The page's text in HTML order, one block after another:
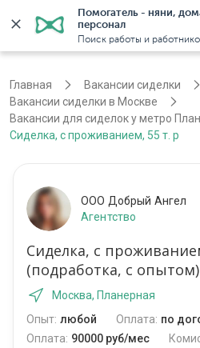
Помогатель - няни,
персонал
Поиск работы и
Главная
Вакансии сиделки
Вакансии сиделки в Москве
Вакансии для сиделок у метро
Сиделка, с проживанием, 55 т. р
ООО Добрый Ангел
Агентство
Сиделка, с
(подработка, с опытом)
Москва, Планерная
Опыт: любой Оплата: по
Оплата: 90000 руб/мес